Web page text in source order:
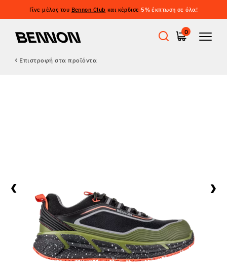
Γίνε μέλος του Bennon Club και κέρδισε 5% έκπτωση σε όλα!
0
Outdoor
Casual παπούτσια
Tactical
Επιστροφή στα προϊόντα